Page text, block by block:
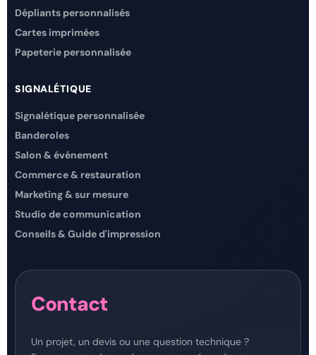
Dépliants personnalisés
Cartes imprimées
Papeterie personnalisée
SIGNALÉTIQUE
Signalétique personnalisée
Banderoles
Salon & événement
Commerce & restauration
Marketing & sur mesure
Studio de communication
Conseils & Guide d'impression
Contact
Un projet, un devis ou une question technique ?